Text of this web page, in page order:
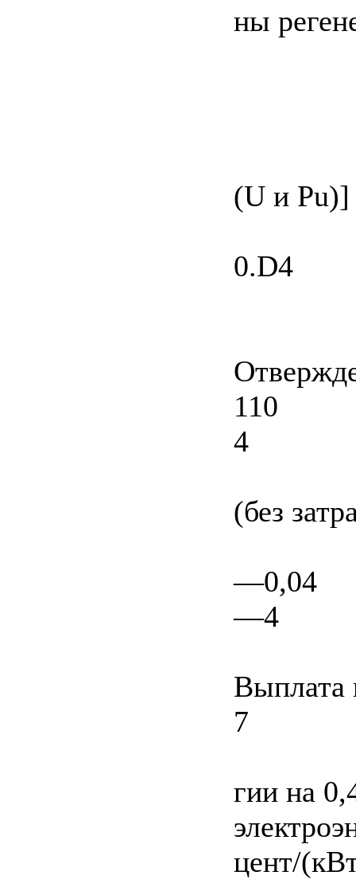
ны
(U и Pu)]
0.D4
110
4
(без
—0,04
—4
Выплата
7
гии на
цент/